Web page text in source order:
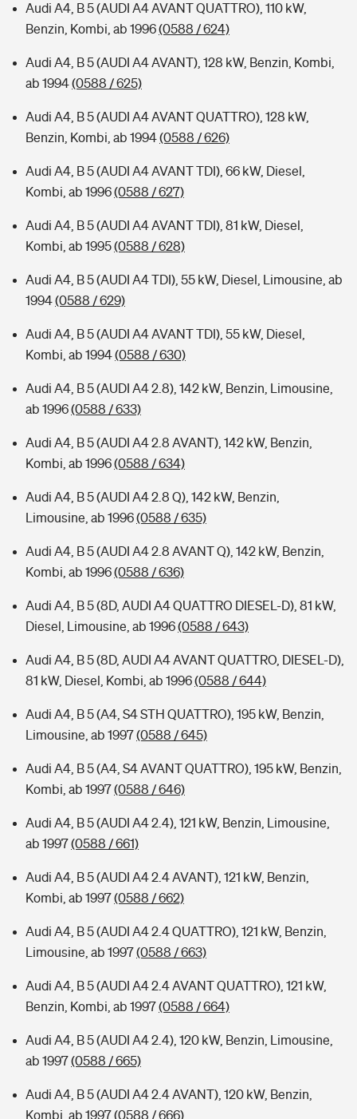
Audi A4, B 5 (AUDI A4 AVANT QUATTRO), 110 kW,
Benzin, Kombi, ab 1996(0588 / 624)
Audi A4, B 5 (AUDI A4 AVANT), 128 kW, Benzin, Kombi,
ab 1994(0588 / 625)
Audi A4, B 5 (AUDI A4 AVANT QUATTRO), 128 kW,
Benzin, Kombi, ab 1994(0588 / 626)
Audi A4, B 5 (AUDI A4 AVANT TDI), 66 kW, Diesel,
Kombi, ab 1996(0588 / 627)
Audi A4, B 5 (AUDI A4 AVANT TDI), 81 kW, Diesel,
Kombi, ab 1995(0588 / 628)
Audi A4, B 5 (AUDI A4 TDI), 55 kW, Diesel, Limousine, ab
1994(0588 / 629)
Audi A4, B 5 (AUDI A4 AVANT TDI), 55 kW, Diesel,
Kombi, ab 1994(0588 / 630)
Audi A4, B 5 (AUDI A4 2.8), 142 kW, Benzin, Limousine,
ab 1996(0588 / 633)
Audi A4, B 5 (AUDI A4 2.8 AVANT), 142 kW, Benzin,
Kombi, ab 1996(0588 / 634)
Audi A4, B 5 (AUDI A4 2.8 Q), 142 kW, Benzin,
Limousine, ab 1996(0588 / 635)
Audi A4, B 5 (AUDI A4 2.8 AVANT Q), 142 kW, Benzin,
Kombi, ab 1996(0588 / 636)
Audi A4, B 5 (8D, AUDI A4 QUATTRO DIESEL-D), 81 kW,
Diesel, Limousine, ab 1996(0588 / 643)
Audi A4, B 5 (8D, AUDI A4 AVANT QUATTRO, DIESEL-D),
81 kW, Diesel, Kombi, ab 1996(0588 / 644)
Audi A4, B 5 (A4, S4 STH QUATTRO), 195 kW, Benzin,
Limousine, ab 1997(0588 / 645)
Audi A4, B 5 (A4, S4 AVANT QUATTRO), 195 kW, Benzin,
Kombi, ab 1997(0588 / 646)
Audi A4, B 5 (AUDI A4 2.4), 121 kW, Benzin, Limousine,
ab 1997(0588 / 661)
Audi A4, B 5 (AUDI A4 2.4 AVANT), 121 kW, Benzin,
Kombi, ab 1997(0588 / 662)
Audi A4, B 5 (AUDI A4 2.4 QUATTRO), 121 kW, Benzin,
Limousine, ab 1997(0588 / 663)
Audi A4, B 5 (AUDI A4 2.4 AVANT QUATTRO), 121 kW,
Benzin, Kombi, ab 1997(0588 / 664)
Audi A4, B 5 (AUDI A4 2.4), 120 kW, Benzin, Limousine,
ab 1997(0588 / 665)
Audi A4, B 5 (AUDI A4 2.4 AVANT), 120 kW, Benzin,
Kombi, ab 1997(0588 / 666)